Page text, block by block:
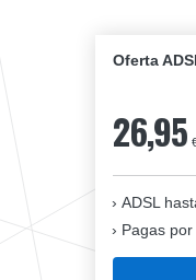
Oferta
26,95
ADSL
Pagas